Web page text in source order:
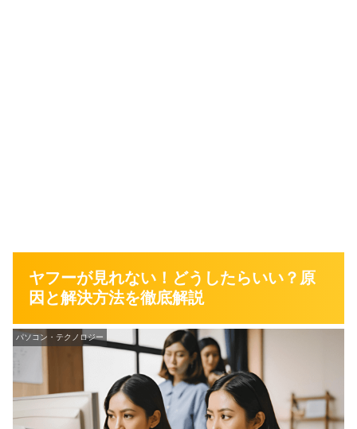
ヤフーが見れない！どうしたらいい？原
因と解決方法を徹底解説
パソコン・テクノロジー